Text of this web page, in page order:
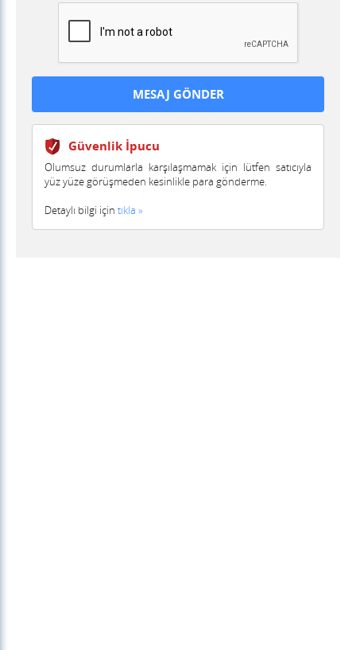
Güvenlik İpucu
Olumsuz durumlarla karşılaşmamak için lütfen satıcıyla
yüz yüze görüşmeden kesinlikle para gönderme.
Detaylı bilgi için tıkla »